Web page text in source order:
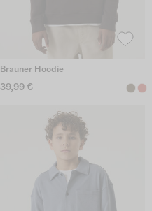
Brauner Hoodie
39,99 €